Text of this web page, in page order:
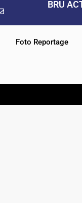
BRU
Foto Reportage